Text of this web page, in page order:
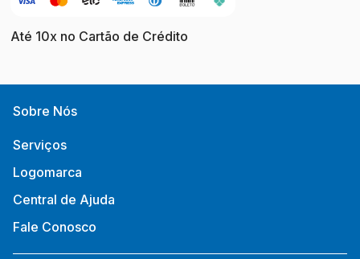
Até 10x no Cartão de Crédito
Sobre Nós
Serviços
Logomarca
Central de Ajuda
Fale Conosco